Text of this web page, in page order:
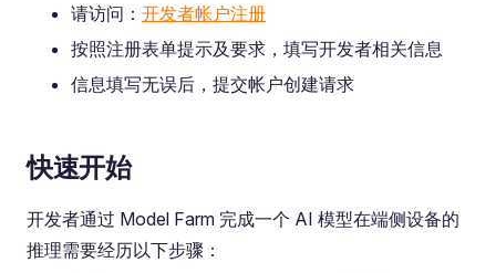
请访问： 开发者帐户注册
按照注册表单提示及要求，填写开发者相关信息
信息填写无误后，提交帐户创建请求
快速开始
开发者通过 Model Farm 完成一个 AI 模型在端侧设备的
推理需要经历以下步骤：